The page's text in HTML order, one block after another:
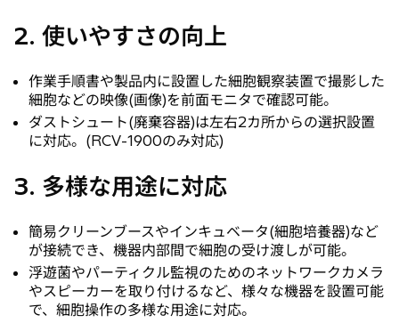
2. 使いやすさの向上
作業手順書や製品内に設置した細胞観察装置で撮影した
細胞などの映像(画像)を前面モニタで確認可能。
ダストシュート(廃棄容器)は左右2カ所からの選択設置
に対応。(RCV-1900のみ対応)
3. 多様な用途に対応
簡易クリーンブースやインキュベータ(細胞培養器)など
が接続でき、機器内部間で細胞の受け渡しが可能。
浮遊菌やパーティクル監視のためのネットワークカメラ
やスピーカーを取り付けるなど、様々な機器を設置可能
で、細胞操作の多様な用途に対応。